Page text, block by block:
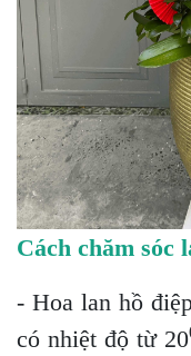
Cách chăm sóc
- Hoa lan hồ
có nhiệt độ từ 20